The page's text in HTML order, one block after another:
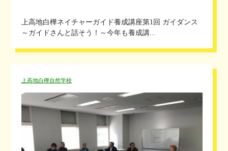
上高地白樺ネイチャーガイド養成講座第1回 ガイダンス
～ガイドさんと話そう！～今年も養成講...
上高地白樺自然学校